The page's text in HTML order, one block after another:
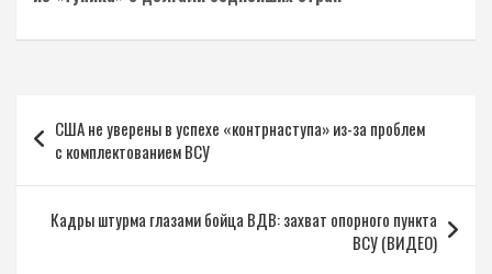
по
записям
США не уверены в успехе «контрнаступа» из-за проблем
с комплектованием ВСУ
Кадры штурма глазами бойца ВДВ: захват опорного пункта
ВСУ (ВИДЕО)